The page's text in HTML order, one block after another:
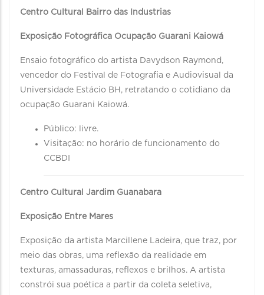
Centro Cultural Bairro das Industrias
Exposição Fotográfica Ocupação Guarani Kaiowá
Ensaio fotográfico do artista Davydson Raymond,
vencedor do Festival de Fotografia e Audiovisual da
Universidade Estácio BH, retratando o cotidiano da
ocupação Guarani Kaiowá.
Público: livre.
Visitação: no horário de funcionamento do
CCBDI
Centro Cultural Jardim Guanabara
Exposição Entre Mares
Exposição da artista Marcillene Ladeira, que traz, por
meio das obras, uma reflexão da realidade em
texturas, amassaduras, reflexos e brilhos. A artista
constrói sua poética a partir da coleta seletiva,